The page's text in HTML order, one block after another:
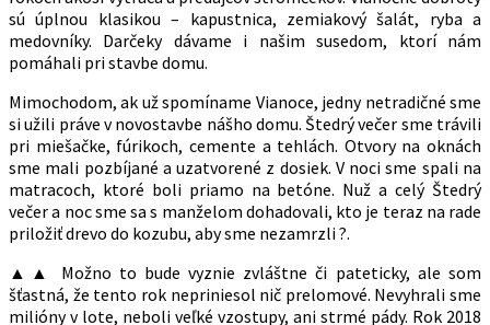
sú úplnou klasikou – kapustnica, zemiakový šalát, ryba a
medovníky. Darčeky dávame i našim susedom, ktorí nám
pomáhali pri stavbe domu.
Mimochodom, ak už spomíname Vianoce, jedny netradičné sme
si užili práve v novostavbe nášho domu. Štedrý večer sme trávili
pri miešačke, fúrikoch, cemente a tehlách. Otvory na oknách
sme mali pozbíjané a uzatvorené z dosiek. V noci sme spali na
matracoch, ktoré boli priamo na betóne. Nuž a celý Štedrý
večer a noc sme sa s manželom dohadovali, kto je teraz na rade
priložiť drevo do kozubu, aby sme nezamrzli ?.
▲▲ Možno to bude vyznie zvláštne či pateticky, ale som
šťastná, že tento rok nepriniesol nič prelomové. Nevyhrali sme
milióny v lote, neboli veľké vzostupy, ani strmé pády. Rok 2018